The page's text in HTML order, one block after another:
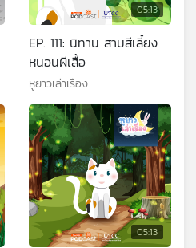
05:13
EP. 111: นิทาน สามสีเลี้ยง
หนอนผีเสื้อ
หูยาวเล่าเรื่อง
05:13